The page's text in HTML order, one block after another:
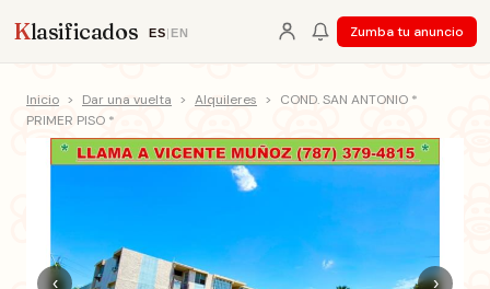
Klasificados ES| EN Zumba tu anuncio
Inicio > Dar una vuelta > Alquileres >
COND. SAN ANTONIO *
PRIMER PISO *
‹ ›